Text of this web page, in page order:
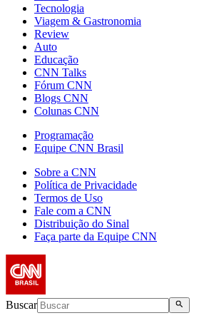
Tecnologia
Viagem & Gastronomia
Review
Auto
Educação
CNN Talks
Fórum CNN
Blogs CNN
Colunas CNN
Programação
Equipe CNN Brasil
Sobre a CNN
Política de Privacidade
Termos de Uso
Fale com a CNN
Distribuição do Sinal
Faça parte da Equipe CNN
Buscar